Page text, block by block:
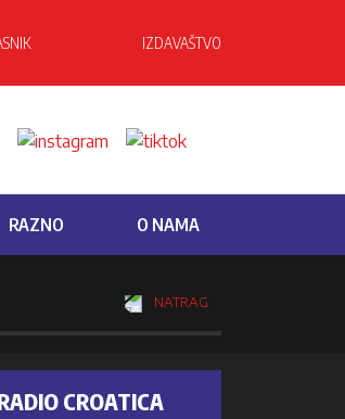
IZDAVAŠTVO
RAZNO O NAMA
NATRAG
CROATICA